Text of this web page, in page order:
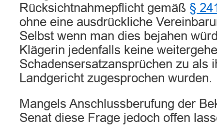
Rücksichtnahmepflicht gemäß §
ohne eine ausdrückliche
Selbst wenn man dies bejahen
Klägerin jedenfalls keine
Schadensersatzansprüchen zu als
Landgericht zugesprochen wurden.
Mangels Anschlussberufung der
Senat diese Frage jedoch offen